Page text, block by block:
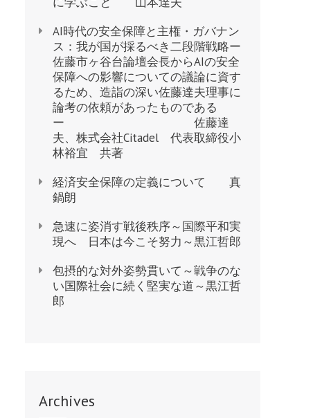
AI時代の安全保障と主権・ガバナン
ス：我が国が採るべき二段階戦略ー
佐藤市ヶ谷台論壇会長からAIの安全
保障への影響についての議論に資す
るため、造詣の深い佐藤達夫理事に
論考の依頼があったものである
ー 佐藤達
夫、株式会社Citadel 代表取締役小
林裕宜 共著
経済安全保障の定義について 真
鍋朗
急速に姿消す戦後秩序～国際平和実
現へ 日本は今こそ努力～黒江哲郎
包摂的な対外姿勢貫いて～戦争のな
い国際社会に続く堅実な道～黒江哲
郎
Archives